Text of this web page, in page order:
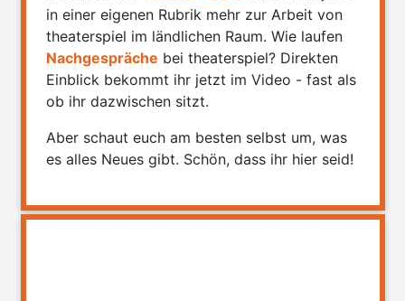
in einer eigenen Rubrik mehr zur Arbeit von
theaterspiel im ländlichen Raum. Wie laufen
Nachgespräche bei theaterspiel? Direkten
Einblick bekommt ihr jetzt im Video - fast als
ob ihr dazwischen sitzt.
Aber schaut euch am besten selbst um, was
es alles Neues gibt. Schön, dass ihr hier seid!